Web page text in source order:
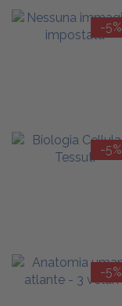
-5%
-5%
-5%